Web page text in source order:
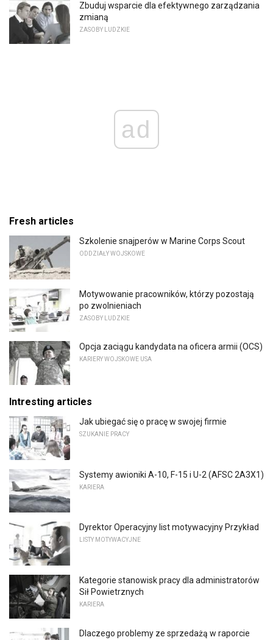
Zbuduj wsparcie dla efektywnego zarządzania
zmianą
ZASOBY LUDZKIE
ad
Fresh articles
Szkolenie snajperów w Marine Corps Scout
ODDZIAŁY WOJSKOWE
Motywowanie pracowników, którzy pozostają
po zwolnieniach
ZASOBY LUDZKIE
Opcja zaciągu kandydata na oficera armii (OCS)
KARIERY WOJSKOWE USA
Intresting articles
Jak ubiegać się o pracę w swojej firmie
SZUKANIE PRACY
Systemy awioniki A-10, F-15 i U-2 (AFSC 2A3X1)
KARIERA
Dyrektor Operacyjny list motywacyjny Przykład
LISTY MOTYWACYJNE
Kategorie stanowisk pracy dla administratorów
Sił Powietrznych
KARIERA
Dlaczego problemy ze sprzedażą w raporcie